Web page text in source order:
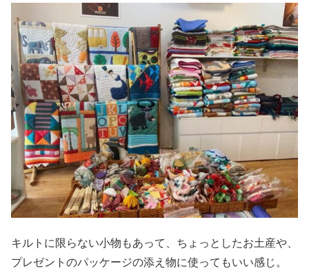
キルトに限らない小物もあって、ちょっとしたお土産や、
プレゼントのパッケージの添え物に使ってもいい感じ。